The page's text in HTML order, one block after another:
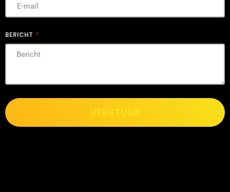
BERICHT
VERSTUUR